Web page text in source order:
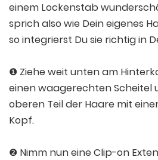
einem Lockenstab
sprich also wie Dein eigenes
so integrierst Du sie richtig in
❶ Ziehe weit unten am
einen waagerechten Scheitel
oberen Teil der Haare mit
Kopf.
❷ Nimm nun eine Clip-on